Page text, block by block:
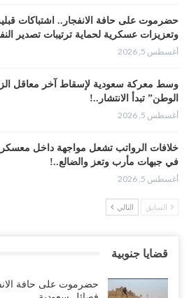
حضرموت على حافة الانفجار.. اشتباكات
وتعزيزات عسكرية لحماية ترتيبات تصدير
أغسطس 5, 2026
وسط معركة سعودية لإسقاط آخر معاقل
الوطن” تبدأ الانتشار..!
أغسطس 5, 2026
خلافات الرواتب تشعل مواجهة داخل معسكر
في جبهات مأرب وتعز والضالع..!
أغسطس 5, 2026
السعودية تُصعّد الحصار على اليمنيين..
ملفات المال والنفط..!
السابق التالي
قضايا جنوبية
حضرموت على حافة